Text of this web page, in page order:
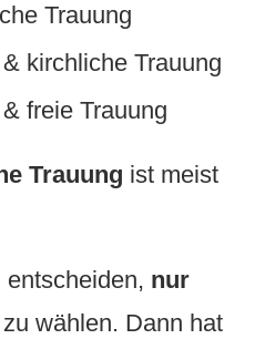
Trauung
kirchliche Trauung
freie Trauung
Trauung ist meist
entscheiden, nur
zu wählen. Dann hat